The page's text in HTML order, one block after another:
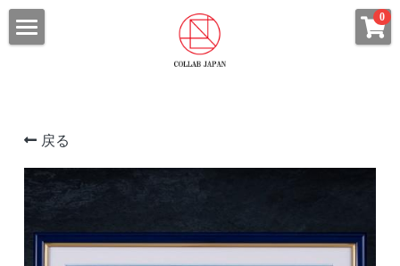
0
ALL SHOP
ITEM CATEGORY
浮世絵・浮世絵札
CHARACTER
戻る
×
ストアカテゴリー
浮世絵
コラボ武人画